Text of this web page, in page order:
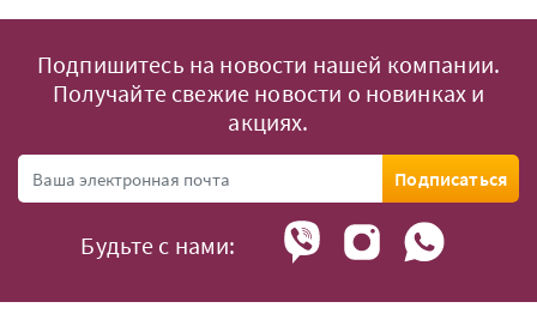
Подпишитесь на новости нашей компании.
Получайте свежие новости о новинках и
акциях.
Подписаться
Будьте с нами: